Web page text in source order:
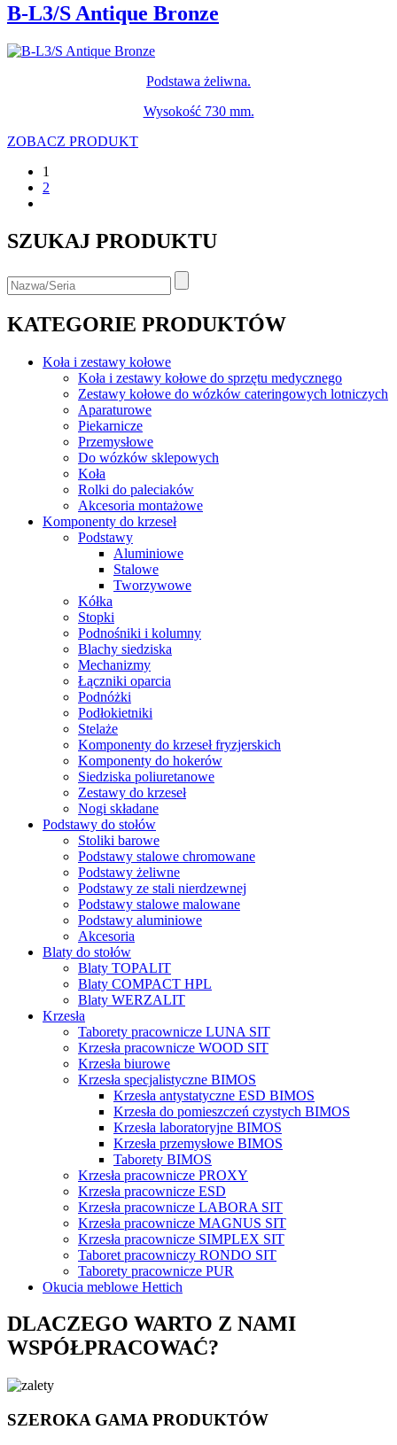
B-L3/S Antique Bronze
Podstawa żeliwna.
Wysokość 730 mm.
ZOBACZ PRODUKT
1
2
SZUKAJ PRODUKTU
KATEGORIE PRODUKTÓW
Koła i zestawy kołowe
Koła i zestawy kołowe do sprzętu medycznego
Zestawy kołowe do wózków cateringowych lotniczych
Aparaturowe
Piekarnicze
Przemysłowe
Do wózków sklepowych
Koła
Rolki do paleciaków
Akcesoria montażowe
Komponenty do krzeseł
Podstawy
Aluminiowe
Stalowe
Tworzywowe
Kółka
Stopki
Podnośniki i kolumny
Blachy siedziska
Mechanizmy
Łączniki oparcia
Podnóżki
Podłokietniki
Stelaże
Komponenty do krzeseł fryzjerskich
Komponenty do hokerów
Siedziska poliuretanowe
Zestawy do krzeseł
Nogi składane
Podstawy do stołów
Stoliki barowe
Podstawy stalowe chromowane
Podstawy żeliwne
Podstawy ze stali nierdzewnej
Podstawy stalowe malowane
Podstawy aluminiowe
Akcesoria
Blaty do stołów
Blaty TOPALIT
Blaty COMPACT HPL
Blaty WERZALIT
Krzesła
Taborety pracownicze LUNA SIT
Krzesła pracownicze WOOD SIT
Krzesła biurowe
Krzesła specjalistyczne BIMOS
Krzesła antystatyczne ESD BIMOS
Krzesła do pomieszczeń czystych BIMOS
Krzesła laboratoryjne BIMOS
Krzesła przemysłowe BIMOS
Taborety BIMOS
Krzesła pracownicze PROXY
Krzesła pracownicze ESD
Krzesła pracownicze LABORA SIT
Krzesła pracownicze MAGNUS SIT
Krzesła pracownicze SIMPLEX SIT
Taboret pracowniczy RONDO SIT
Taborety pracownicze PUR
Okucia meblowe Hettich
DLACZEGO WARTO Z NAMI
WSPÓŁPRACOWAĆ?
SZEROKA GAMA PRODUKTÓW